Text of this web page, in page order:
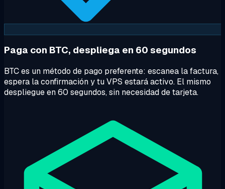
Paga con BTC, despliega en 60 segundos
BTC es un método de pago preferente: escanea la factura,
espera la confirmación y tu VPS estará activo. El mismo
despliegue en 60 segundos, sin necesidad de tarjeta.